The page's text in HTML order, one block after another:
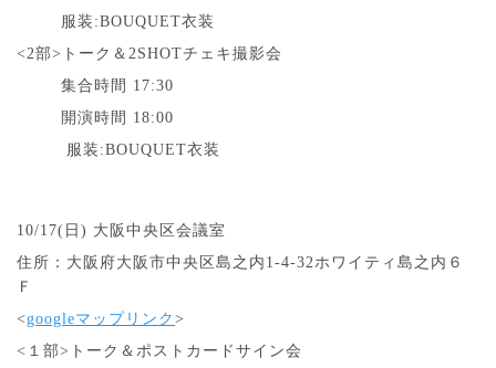
服装:BOUQUET衣装
<2部>トーク＆2SHOTチェキ撮影会
集合時間 17:30
開演時間 18:00
服装:BOUQUET衣装
10/17(日 ) 大阪中央区会議室
住所：大阪府大阪市中央区島之内1-4-32ホワイティ島之内６
Ｆ
<googleマップリンク >
<１部>トーク＆ポストカードサイン会